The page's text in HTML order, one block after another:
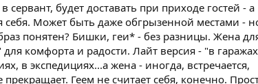
будет доставать при приходе гостей - а
себя. Может быть даже обгрызенной местами -
понятен? Бишки, геи* - без разницы. Жена
комфорта и радости. Лайт версия - "в
в экспедициях...а жена - иногда, встречается,
Геем не считает себя, конечно.